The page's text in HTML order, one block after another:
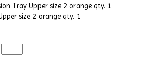
Tray Upper size 2 orange qty. 1
size 2 orange qty. 1